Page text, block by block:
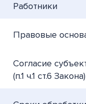
Работники
Правовые
Согласие
(п.1 ч.1 ст.6 Закона)